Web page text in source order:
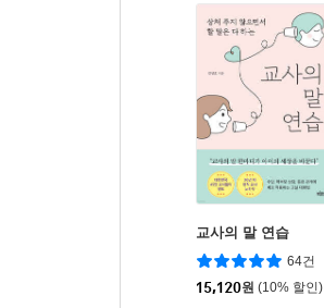
교사의 말 연습
64건
15,120원 (10% 할인)